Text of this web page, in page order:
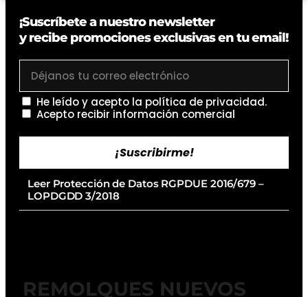
¡Suscríbete a nuestro newsletter
y recibe promociones exclusivas en tu email!
He leído y acepto la política de privacidad.
Acepto recibir información comercial
¡Suscribirme!
Leer Protección de Datos RGPDUE 2016/679 –
LOPDGDD 3/2018
REMOLQUES NUEVOS